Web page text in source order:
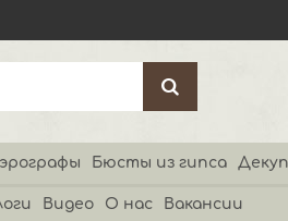
Бюсты из гипса
Видео О нас Вакансии